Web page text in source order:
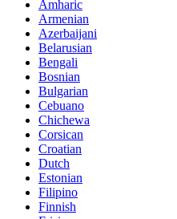
Amharic
Armenian
Azerbaijani
Belarusian
Bengali
Bosnian
Bulgarian
Cebuano
Chichewa
Corsican
Croatian
Dutch
Estonian
Filipino
Finnish